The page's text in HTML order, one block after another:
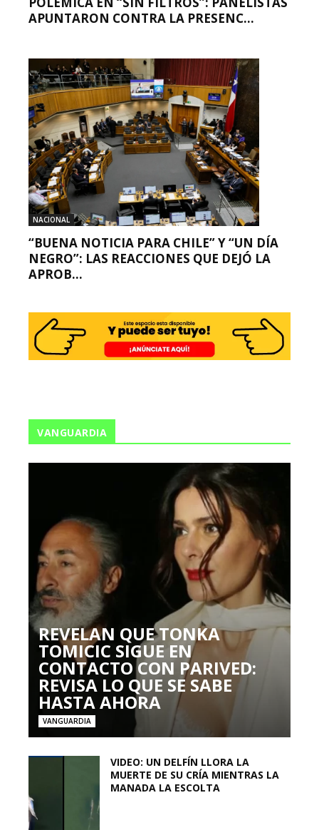
APUNTARON CONTRA LA PRESENC...
NACIONAL
“BUENA NOTICIA PARA CHILE” Y “UN DÍA
NEGRO”: LAS REACCIONES QUE DEJÓ LA
APROB...
VANGUARDIA
REVELAN QUE TONKA
TOMICIC SIGUE EN
CONTACTO CON PARIVED:
REVISA LO QUE SE SABE
HASTA AHORA
VANGUARDIA
VIDEO: UN DELFÍN LLORA LA
MUERTE DE SU CRÍA MIENTRAS LA
MANADA LA ESCOLTA